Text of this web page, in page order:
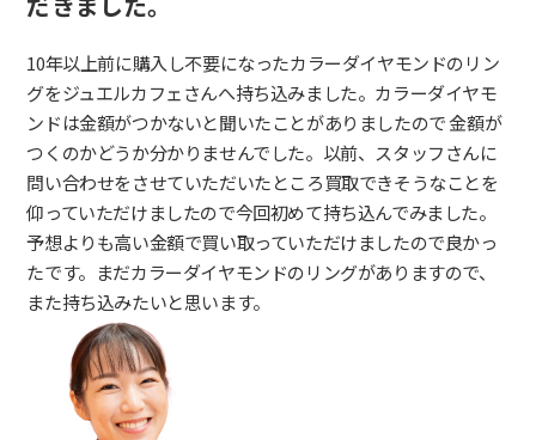
10年以上前に購入し不要になったカラーダイヤモンドのリン
グをジュエルカフェさんへ持ち込みました。カラーダイヤモ
ンドは金額がつかないと聞いたことがありましたので 金額が
つくのかどうか分かりませんでした。以前、スタッフさんに
問い合わせをさせていただいたところ買取できそうなことを
仰っていただけましたので今回初めて持ち込んでみました。
予想よりも高い金額で買い取っていただけましたので良かっ
たです。まだカラーダイヤモンドのリングがありますので、
また持ち込みたいと思います。